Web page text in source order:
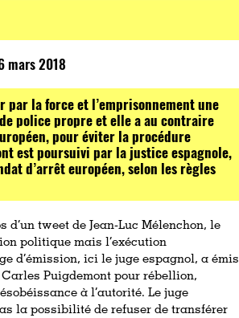
mars 2018
par la force et l’emprisonnement une
police propre et elle a au contraire
pour éviter la procédure
est poursuivi par la justice espagnole,
d’arrêt européen, selon les règles
d’un tweet de Jean-Luc Mélenchon, le
politique mais l’exécution
d’émission, ici le juge espagnol, a émis
Puigdemont pour rébellion,
à l’autorité. Le juge
la possibilité de refuser de transférer